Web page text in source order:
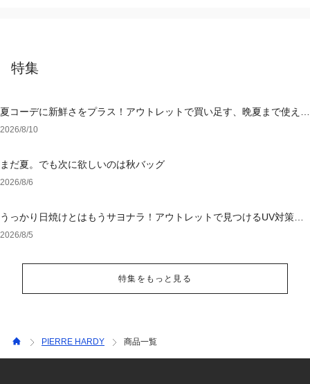
特集
夏コーデに新鮮さをプラス！アウトレットで買い足す、晩夏まで使える
アイテム
2026/8/10
まだ夏。でも次に欲しいのは秋バッグ
2026/8/6
うっかり日焼けとはもうサヨナラ！アウトレットで見つけるUV対策ウ
ェア
2026/8/5
特集をもっと見る
PIERRE HARDY 商品一覧